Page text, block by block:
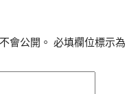
會公開。 必填欄位標示為